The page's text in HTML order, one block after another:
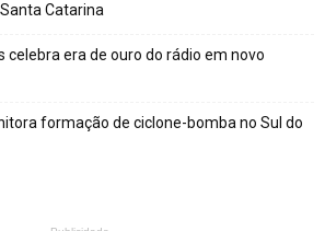
Catarina
celebra era de ouro do rádio em novo
formação de ciclone-bomba no Sul do